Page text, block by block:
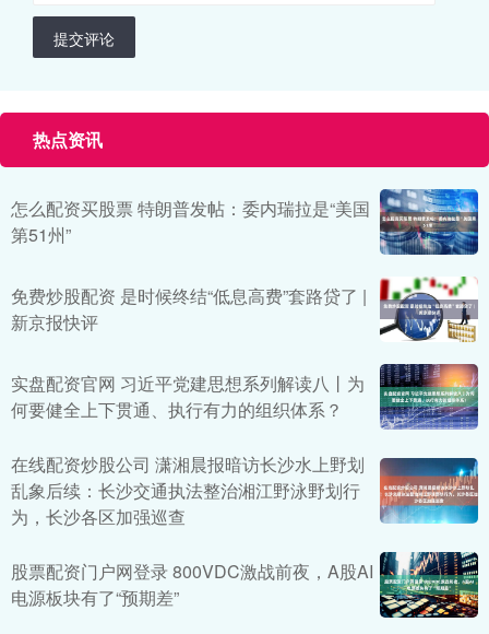
提交评论
热点资讯
怎么配资买股票 特朗普发帖：委内瑞拉是“美国
第51州”
免费炒股配资 是时候终结“低息高费”套路贷了 |
新京报快评
实盘配资官网 习近平党建思想系列解读八丨为
何要健全上下贯通、执行有力的组织体系？
在线配资炒股公司 潇湘晨报暗访长沙水上野划
乱象后续：长沙交通执法整治湘江野泳野划行
为，长沙各区加强巡查
股票配资门户网登录 800VDC激战前夜，A股AI
电源板块有了“预期差”